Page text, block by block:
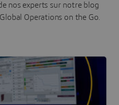
nos experts sur notre blog
Operations on the Go.